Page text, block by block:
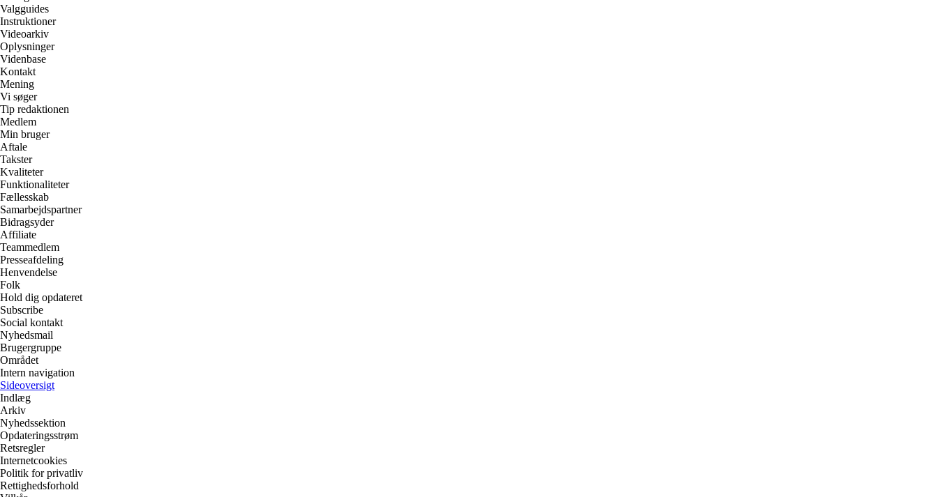
Valgguides
Instruktioner
Videoarkiv
Oplysninger
Videnbase
Kontakt
Mening
Vi søger
Tip redaktionen
Medlem
Min bruger
Aftale
Takster
Kvaliteter
Funktionaliteter
Fællesskab
Samarbejdspartner
Bidragsyder
Affiliate
Teammedlem
Presseafdeling
Henvendelse
Folk
Hold dig opdateret
Subscribe
Social kontakt
Nyhedsmail
Brugergruppe
Området
Intern navigation
Sideoversigt
Indlæg
Arkiv
Nyhedssektion
Opdateringsstrøm
Retsregler
Internetcookies
Politik for privatliv
Rettighedsforhold